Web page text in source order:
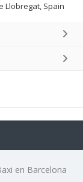
Llobregat, Spain
en Barcelona